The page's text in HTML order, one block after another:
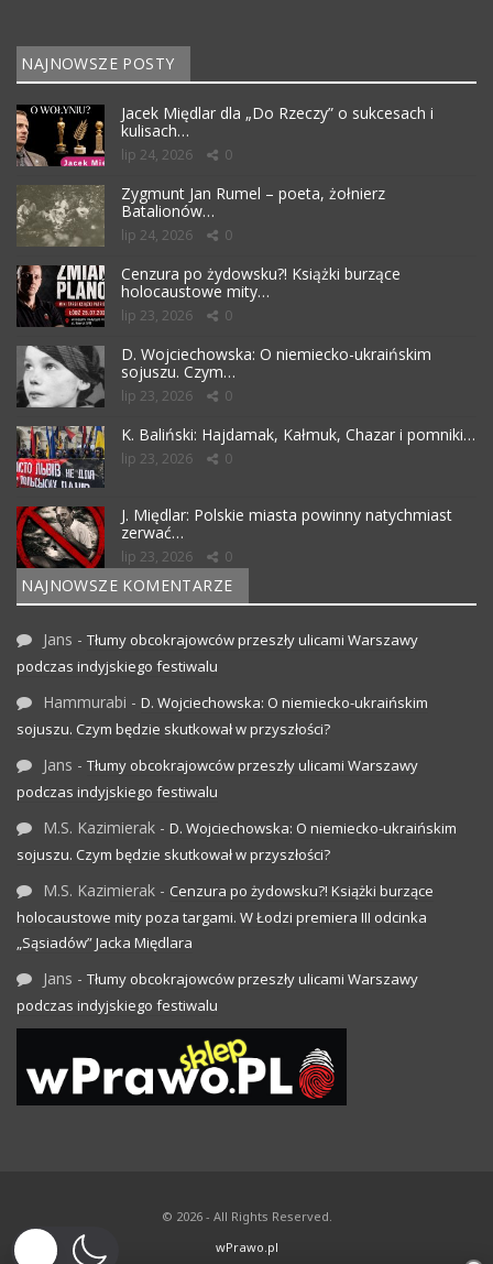
NAJNOWSZE POSTY
Jacek Międlar dla „Do Rzeczy” o sukcesach i
kulisach…
lip 24, 2026 0
Zygmunt Jan Rumel – poeta, żołnierz
Batalionów…
lip 24, 2026 0
Cenzura po żydowsku?! Książki burzące
holocaustowe mity…
lip 23, 2026 0
D. Wojciechowska: O niemiecko-ukraińskim
sojuszu. Czym…
lip 23, 2026 0
K. Baliński: Hajdamak, Kałmuk, Chazar i pomniki…
lip 23, 2026 0
J. Międlar: Polskie miasta powinny natychmiast
zerwać…
lip 23, 2026 0
NAJNOWSZE KOMENTARZE
Jans - Tłumy obcokrajowców przeszły ulicami Warszawy
podczas indyjskiego festiwalu
Hammurabi - D. Wojciechowska: O niemiecko-ukraińskim
sojuszu. Czym będzie skutkował w przyszłości?
Jans - Tłumy obcokrajowców przeszły ulicami Warszawy
podczas indyjskiego festiwalu
M.S. Kazimierak - D. Wojciechowska: O niemiecko-ukraińskim
sojuszu. Czym będzie skutkował w przyszłości?
M.S. Kazimierak - Cenzura po żydowsku?! Książki burzące
holocaustowe mity poza targami. W Łodzi premiera III odcinka
„Sąsiadów” Jacka Międlara
Jans - Tłumy obcokrajowców przeszły ulicami Warszawy
podczas indyjskiego festiwalu
© 2026 - All Rights Reserved.
wPrawo.pl